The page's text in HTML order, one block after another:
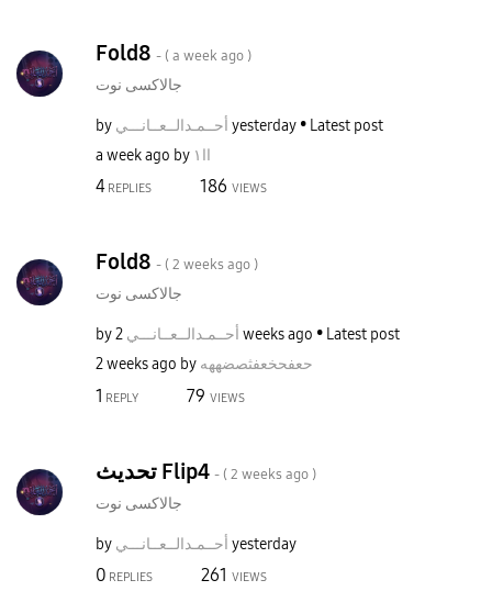
Fold8 - ( a week ago )
جالاكسى نوت
by أحــمـدالــعــانـــي yesterday
Latest post
a week ago by اا١
4REPLIES 186 VIEWS
Fold8 - ( 2 weeks ago )
جالاكسى نوت
by أحــمـدالــعــانـــي 2 weeks ago
Latest post
2 weeks ago by حعفحخعفثصضههه
1 REPLY 79 VIEWS
تحديث Flip4 - ( 2 weeks ago )
جالاكسى نوت
by أحــمـدالــعــانـــي yesterday
0 REPLIES 261 VIEWS